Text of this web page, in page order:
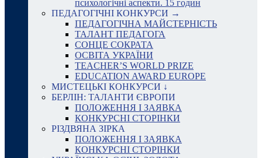
психологічні аспекти. 15 годин
ПЕДАГОГІЧНІ КОНКУРСИ →
ПЕДАГОГІЧНА МАЙСТЕРНІСТЬ
ТАЛАНТ ПЕДАГОГА
СОНЦЕ СОКРАТА
ОСВІТА УКРАЇНИ
TEACHER’S WORLD PRIZE
EDUCATION AWARD EUROPE
МИСТЕЦЬКІ КОНКУРСИ ↓
БЕРЛІН: ТАЛАНТИ ЄВРОПИ
ПОЛОЖЕННЯ І ЗАЯВКА
КОНКУРСНІ СТОРІНКИ
РІЗДВЯНА ЗІРКА
ПОЛОЖЕННЯ І ЗАЯВКА
КОНКУРСНІ СТОРІНКИ